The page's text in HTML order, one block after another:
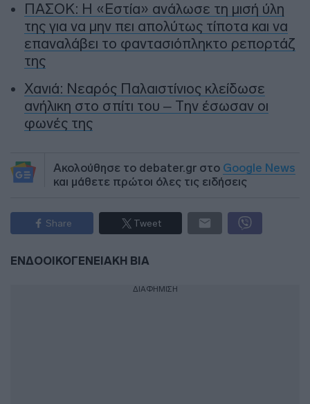
ΠΑΣΟΚ: Η «Εστία» ανάλωσε τη μισή ύλη
της για να μην πει απολύτως τίποτα και να
επαναλάβει το φαντασιόπληκτο ρεπορτάζ
της
Χανιά: Νεαρός Παλαιστίνιος κλείδωσε
ανήλικη στο σπίτι του – Την έσωσαν οι
φωνές της
Ακολούθησε το debater.gr στο Google News
και μάθετε πρώτοι όλες τις ειδήσεις
Share Tweet
ΕΝΔΟΟΙΚΟΓΕΝΕΙΑΚΗ ΒΙΑ
ΔΙΑΦΗΜΙΣΗ